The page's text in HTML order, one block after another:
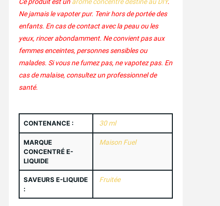
Ce produit est un arôme concentré destiné au DIY.
Ne jamais le vapoter pur. Tenir hors de portée des
enfants. En cas de contact avec la peau ou les
yeux, rincer abondamment. Ne convient pas aux
femmes enceintes, personnes sensibles ou
malades. Si vous ne fumez pas, ne vapotez pas. En
cas de malaise, consultez un professionnel de
santé.
CONTENANCE : 30 ml
MARQUE
CONCENTRÉ E-
LIQUIDE
Maison Fuel
SAVEURS E-LIQUIDE
:
Fruitée